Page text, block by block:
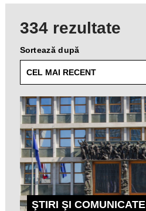
list
of
available
taxonomies.
334 rezultate
Sortează după
ŞTIRI ŞI COMUNICATE